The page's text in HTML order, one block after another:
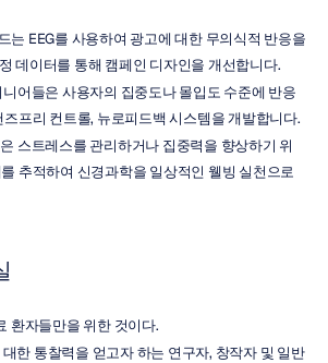
는 EEG를 사용하여 광고에 대한 무의식적 반응을
데이터를 통해 캠페인 디자인을 개선합니다.
어들은 사용자의 집중도나 몰입도 수준에 반응
프리 컨트롤, 뉴로피드백 시스템을 개발합니다.
스트레스를 관리하거나 집중력을 향상하기 위
추적하여 신경과학을 일상적인 웰빙 실천으로
환자들만을 위한 것이다.
한 통찰력을 얻고자 하는 연구자, 창작자 및 일반